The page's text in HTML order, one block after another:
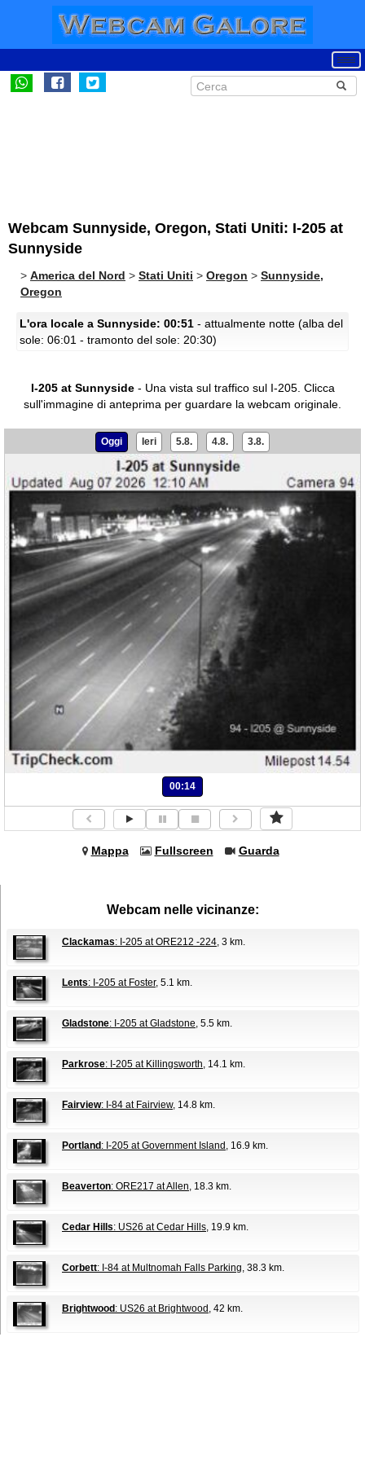
Webcam Sunnyside, Oregon, Stati Uniti: I-205 at
Sunnyside
> America del Nord > Stati Uniti > Oregon > Sunnyside,
Oregon
L'ora locale a Sunnyside: 00:51 - attualmente notte (alba del
sole: 06:01 - tramonto del sole: 20:30)
I-205 at Sunnyside- Una vista sul traffico sul I-205. Clicca
sull'immagine di anteprima per guardare la webcam originale.
Oggi Ieri 5.8. 4.8. 3.8.
00:14
Mappa Fullscreen Guarda
Webcam nelle vicinanze:
Clackamas: I-205 at ORE212 -224, 3 km.
Lents: I-205 at Foster, 5.1 km.
Gladstone: I-205 at Gladstone, 5.5 km.
Parkrose: I-205 at Killingsworth, 14.1 km.
Fairview: I-84 at Fairview, 14.8 km.
Portland : I-205 at Government Island , 16.9 km.
Beaverton: ORE217 at Allen, 18.3 km.
Cedar Hills: US26 at Cedar Hills, 19.9 km.
Corbett: I-84 at Multnomah Falls Parking, 38.3 km.
Brightwood : US26 at Brightwood , 42 km.